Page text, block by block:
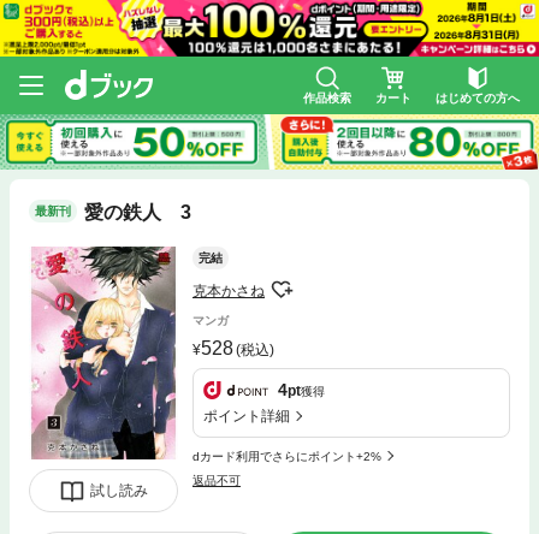
作品検索 カート はじめての方へ
最新刊 愛の鉄人 3
試し読み
完結
克本かさね
マンガ
528(税込)
4pt獲得
ポイント詳細
dカード利用でさらにポイント+2%
返品不可